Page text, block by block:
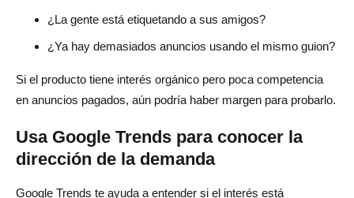
¿La gente está etiquetando a sus amigos?
¿Ya hay demasiados anuncios usando el mismo guion?
Si el producto tiene interés orgánico pero poca competencia
en anuncios pagados, aún podría haber margen para probarlo.
Usa Google Trends para conocer la
dirección de la demanda
Google Trends te ayuda a entender si el interés está